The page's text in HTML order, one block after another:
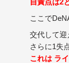
自責点は2
ここで
交代して
さらに1失点
これは ラ